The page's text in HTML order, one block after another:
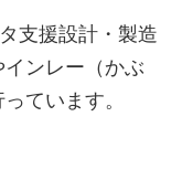
支援設計・製造
ンレー（かぶ
ています。